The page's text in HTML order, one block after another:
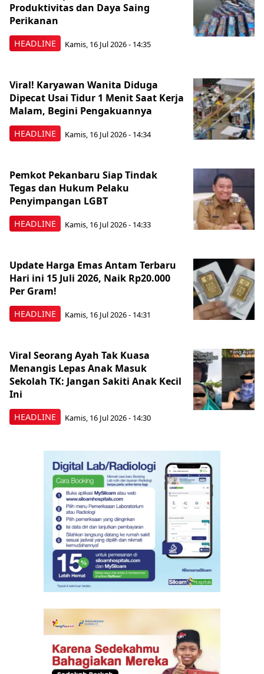
HEADLINE
Produktivitas dan Daya Saing
Perikanan
Kamis, 16 Jul 2026 - 14:35
HEADLINE
Viral! Karyawan Wanita Diduga
Dipecat Usai Tidur 1 Menit Saat Kerja
Malam, Begini Pengakuannya
Kamis, 16 Jul 2026 - 14:34
HEADLINE
Pemkot Pekanbaru Siap Tindak
Tegas dan Hukum Pelaku
Penyimpangan LGBT
Kamis, 16 Jul 2026 - 14:33
HEADLINE
Update Harga Emas Antam Terbaru
Hari ini 15 Juli 2026, Naik Rp20.000
Per Gram!
Kamis, 16 Jul 2026 - 14:31
HEADLINE
Viral Seorang Ayah Tak Kuasa
Menangis Lepas Anak Masuk
Sekolah TK: Jangan Sakiti Anak Kecil
Ini
Kamis, 16 Jul 2026 - 14:30